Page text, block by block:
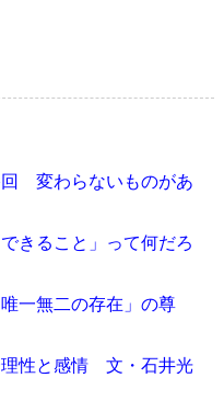
変わらないものがあ
きること」って何だろ
一無二の存在」の尊
性と感情 文・石井光